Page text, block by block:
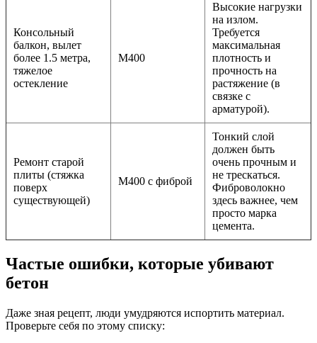
Консольный
балкон, вылет
более 1.5 метра,
тяжелое
остекление
М400
Высокие нагрузки
на излом.
Требуется
максимальная
плотность и
прочность на
растяжение (в
связке с
арматурой).
Ремонт старой
плиты (стяжка
поверх
существующей)
М400 с фиброй
Тонкий слой
должен быть
очень прочным и
не трескаться.
Фиброволокно
здесь важнее, чем
просто марка
цемента.
Частые ошибки, которые убивают
бетон
Даже зная рецепт, люди умудряются испортить материал.
Проверьте себя по этому списку: